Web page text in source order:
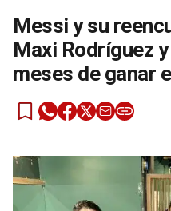
Messi y su
Maxi Rodríguez
meses de ganar